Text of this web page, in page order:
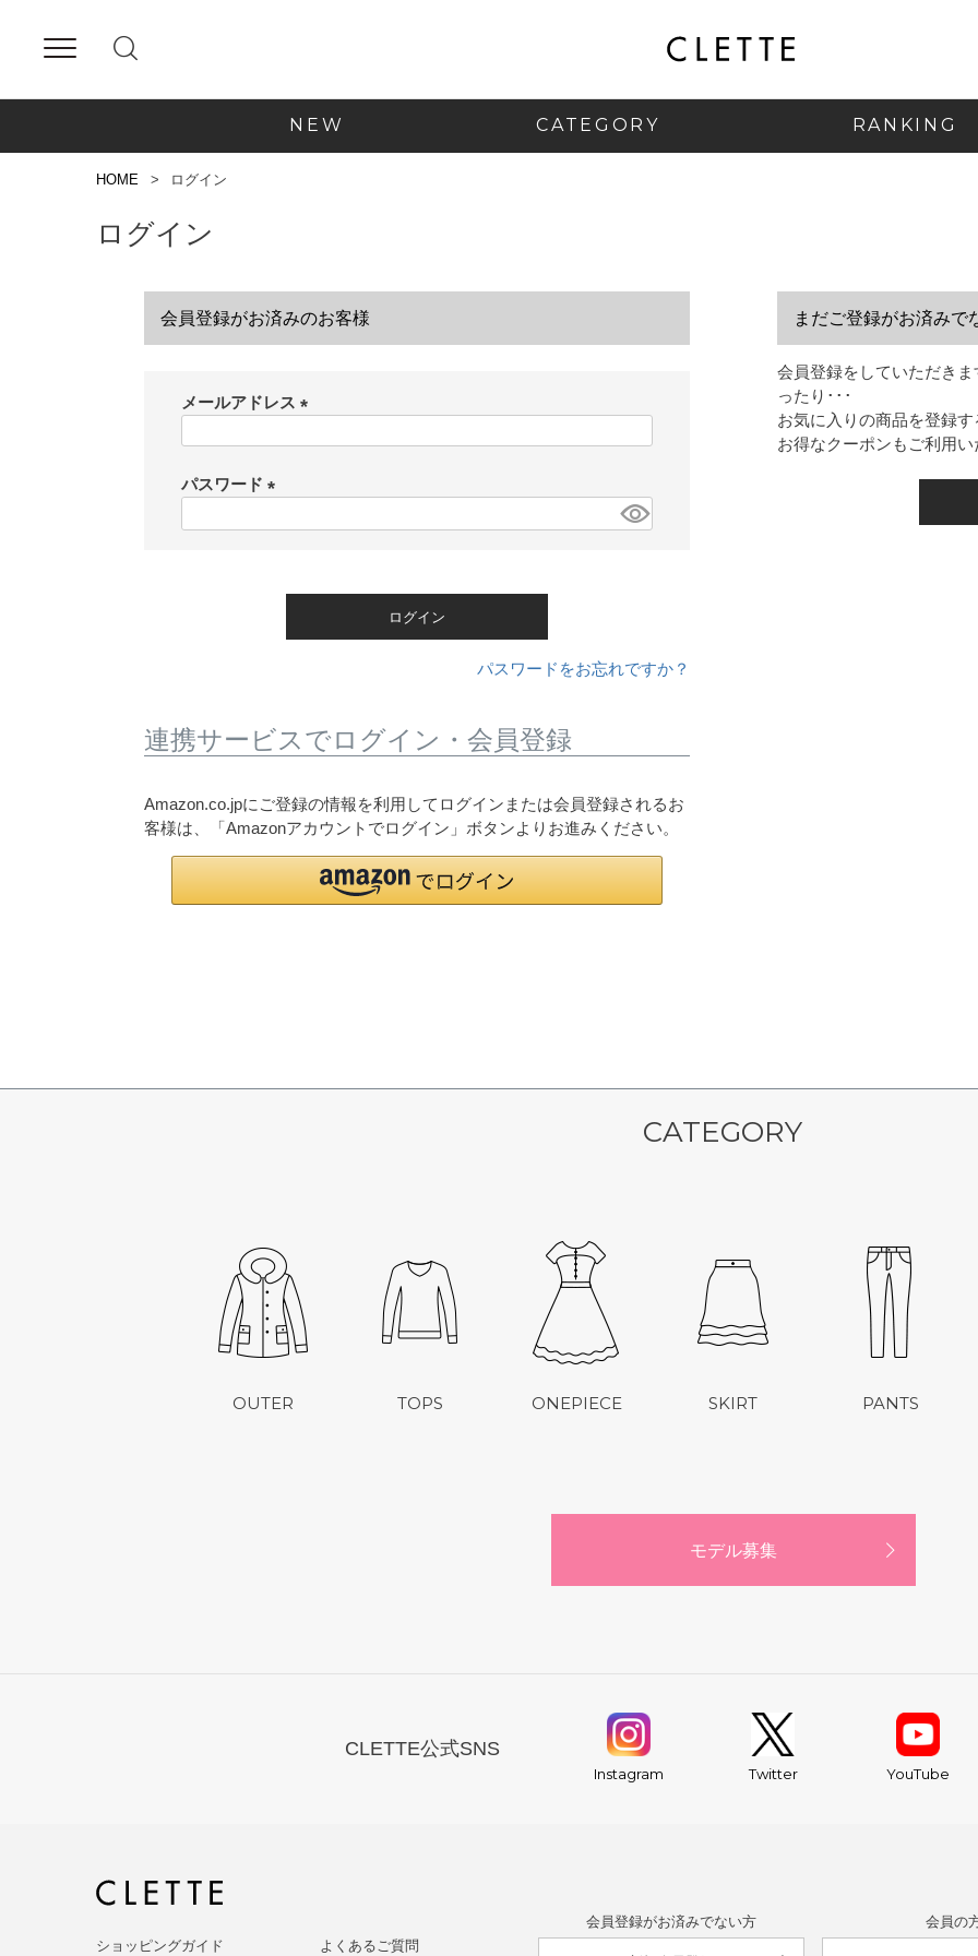
NEW CATEGORY RANKING
HOME ログイン
ログイン
会員登録がお済みのお客様
メールアドレス
パスワード
ログイン
パスワードをお忘れですか？
連携サービスでログイン・会員登録
Amazon.co.jpにご登録の情報を利用してログインまたは会員登録されるお
客様は、「Amazonアカウントでログイン」ボタンよりお進みください。
まだご登録がお済みで
会員登録をしていただき
ったり･･･
お気に入りの商品を登録
お得なクーポンもご利用
CATEGORY
OUTER TOPS ONEPIECE SKIRT PANTS
モデル募集
CLETTE公式SNS
Instagram Twitter YouTube
会員登録がお済みでない方 会員の
ショッピングガイド よくあるご質問